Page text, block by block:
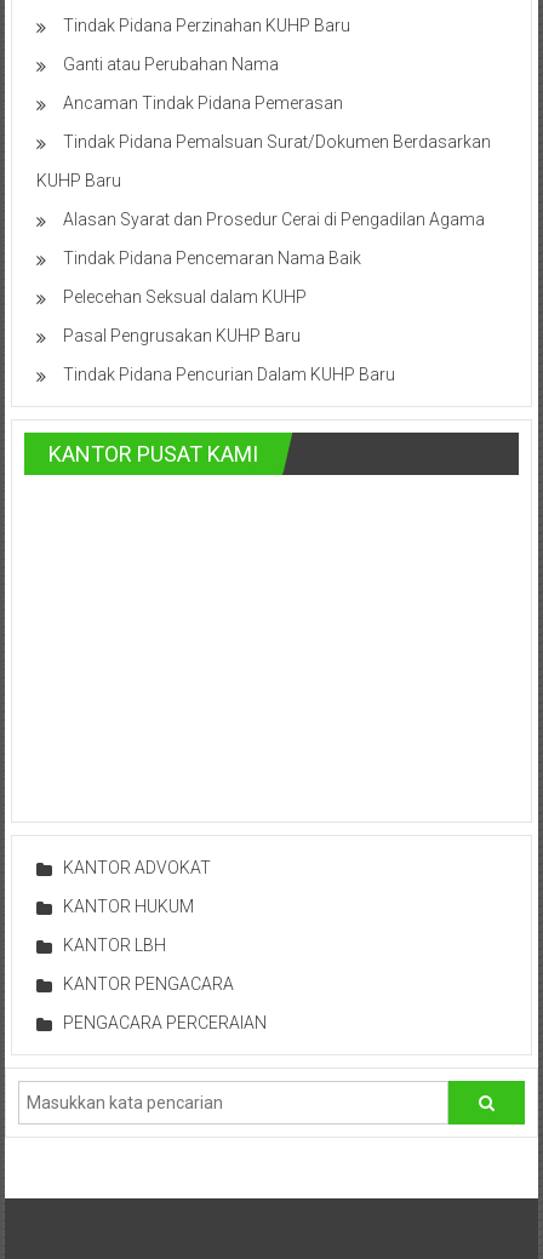
Badung,
Gianyar,
Mataram,
Lombok,
Temanggung,
Sragen,
Karanganyar,
Malang,
Kediri,
Madiun,
Aceh,
Medan,
Padang,
Jakarta
Pusat,
Bontang,
Demak,
Kudus,
Tindak Pidana Perzinahan KUHP Baru
Ganti atau Perubahan Nama
Ancaman Tindak Pidana Pemerasan
Tindak Pidana Pemalsuan Surat/Dokumen Berdasarkan
KUHP Baru
Alasan Syarat dan Prosedur Cerai di Pengadilan Agama
Tindak Pidana Pencemaran Nama Baik
Pelecehan Seksual dalam KUHP
Pasal Pengrusakan KUHP Baru
Tindak Pidana Pencurian Dalam KUHP Baru
KANTOR PUSAT KAMI
KANTOR ADVOKAT
KANTOR HUKUM
KANTOR LBH
KANTOR PENGACARA
PENGACARA PERCERAIAN